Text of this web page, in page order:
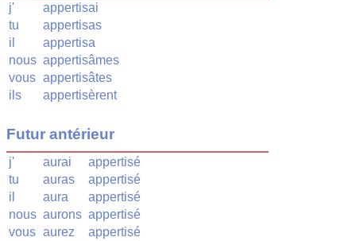
j'
appertisai
tu
appertisas
il
appertisa
nous appertisâmes
vous appertisâtes
ils
appertisèrent
Futur antérieur
j' aurai
appertisé
tu
auras
appertisé
il
aura
appertisé
nous aurons appertisé
vous aurez
appertisé